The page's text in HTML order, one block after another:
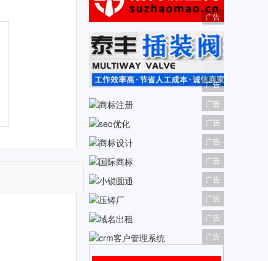
广告
广告
广告
广告
广告
广告
广告
广告
广告
广告